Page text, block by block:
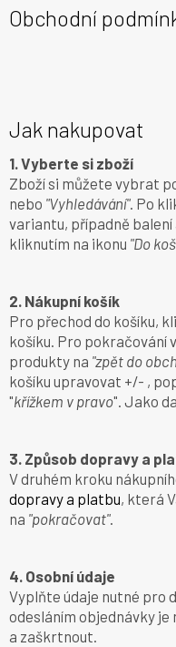
lObchodní
Jak nakupovat
1. Vyberte si zboží
Zboží si můžete vybrat
nebo "Vyhledávání". Po
variantu, případně
kliknutím na ikonu "Do
2. Nákupní košík
Pro přechod do košíku,
košíku. Pro pokračování
produkty na "zpět do
košíku upravovat +/- ,
"křížkem v pravo". Jako
3. Způsob dopravy a
V druhém kroku
dopravy a platbu, která
na "pokračovat".
4. Osobní údaje
Vyplňte údaje nutné pro
odesláním objednávky
a zaškrtnout.